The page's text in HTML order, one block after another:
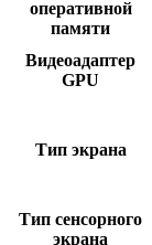
оперативной
памяти
Видеоадаптер
GPU
Тип экрана
Тип сенсорного
экрана